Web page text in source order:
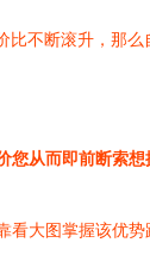
不断滚升，那么
从而即前断索想
大图掌握该优势